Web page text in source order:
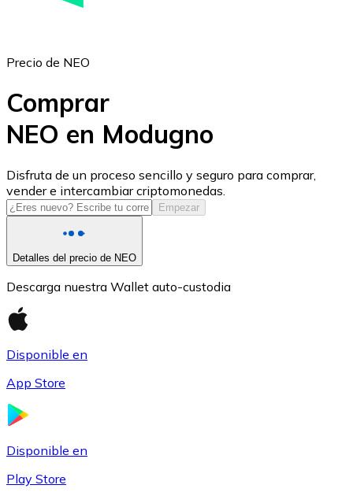
USD Coin
USDC
Precio de NEO
Comprar
NEO en Modugno
Disfruta de un proceso sencillo y seguro para comprar,
vender e intercambiar criptomonedas.
Empezar
Detalles del precio de NEO
Descarga nuestra Wallet auto-custodia
Disponible en
App Store
Disponible en
Play Store